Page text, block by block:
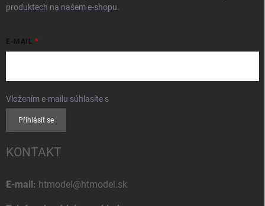
produktech na našem e-shopu.
E-MAIL
Vložením e-mailu súhlasíte s
Přihlásit se
KONTAKT
E-mail: htmodel@htmodel.sk